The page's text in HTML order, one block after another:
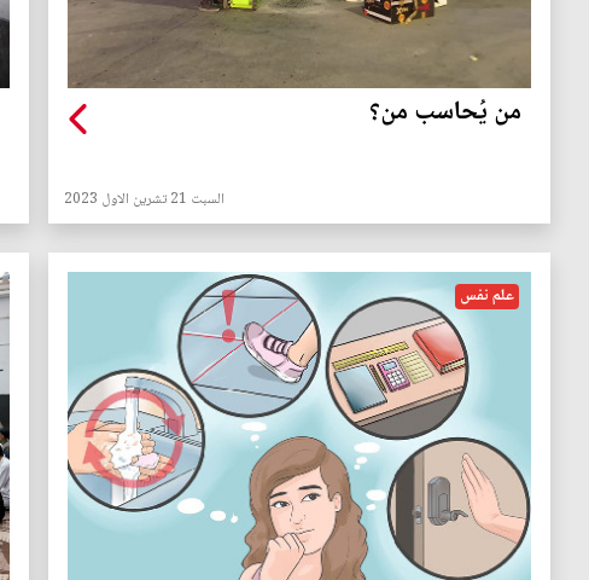
من يُحاسب من؟
السبت 21 تشرين الاول 2023
علم نفس